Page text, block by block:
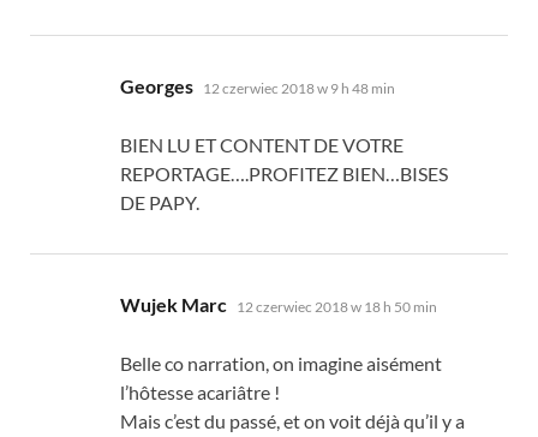
Georges mówi:
12 czerwiec 2018 w 9 h 48 min
BIEN LU ET CONTENT DE VOTRE
REPORTAGE….PROFITEZ BIEN…BISES
DE PAPY.
Wujek Marc mówi:
12 czerwiec 2018 w 18 h 50 min
Belle co narration,on imagine aisément
l’hôtesse acariâtre !
Mais c’est du passé,et on voit déjà qu’il y a